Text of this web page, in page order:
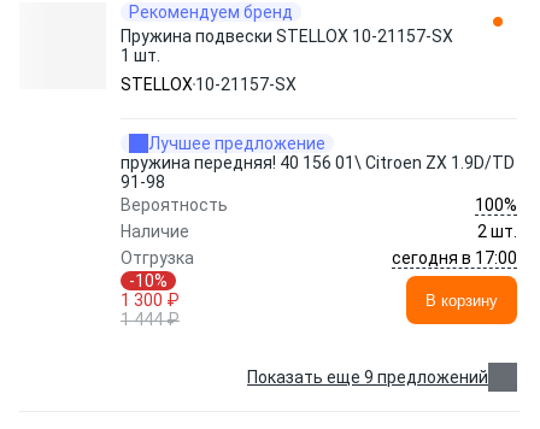
Рекомендуем бренд
Пружина подвески STELLOX 10-21157-SX
1 шт.
STELLOX 10-21157-SX
Лучшее предложение
пружина передняя! 40 156 01\ Citroen ZX 1.9D/TD
91-98
Вероятность
100%
Наличие
2 шт.
Отгрузка
сегодня в 17:00
-10%
1 300 ₽
1 444 ₽
В корзину
Показать еще 9 предложений